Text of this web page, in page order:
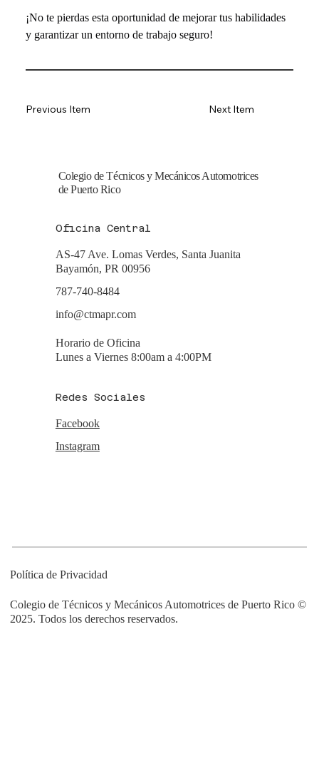
¡No te pierdas esta oportunidad de mejorar tus habilidades
y garantizar un entorno de trabajo seguro!
Next Item
Previous Item
Colegio de Técnicos y Mecánicos Automotrices
de Puerto Rico
Oficina Central
AS-47 Ave. Lomas Verdes, Santa Juanita
Bayamón, PR 00956
787-740-8484
info@ctmapr.com
Horario de Oficina
Lunes a Viernes 8:00am a 4:00PM
Redes Sociales
Facebook
Instagram
Política de Privacidad
Colegio de Técnicos y Mecánicos Automotrices de Puerto Rico ©
2025. Todos los derechos reservados.